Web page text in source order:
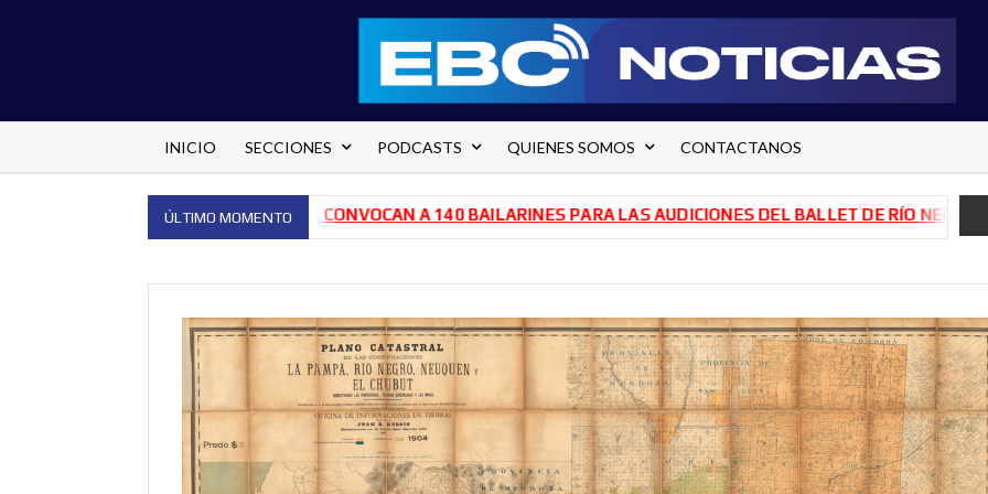
INICIO SECCIONES PODCASTS QUIENES SOMOS CONTACTANOS
ÚLTIMO MOMENTO
EL HOSPITAL PEDRO ECAY CONVOCAN A 140 BAILARINES PARA LAS AUDICIONES DEL BALLET DE RÍO NEGRO